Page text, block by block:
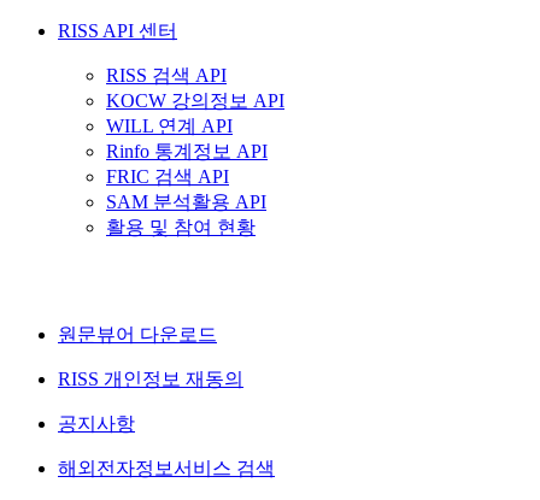
RISS API 센터
RISS 검색 API
KOCW 강의정보 API
WILL 연계 API
Rinfo 통계정보 API
FRIC 검색 API
SAM 분석활용 API
활용 및 참여 현황
원문뷰어 다운로드
RISS 개인정보 재동의
공지사항
해외전자정보서비스 검색